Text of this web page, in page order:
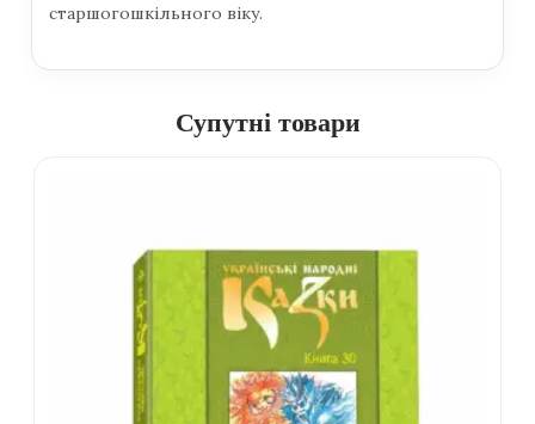
старшогошкільного віку.
Супутні товари